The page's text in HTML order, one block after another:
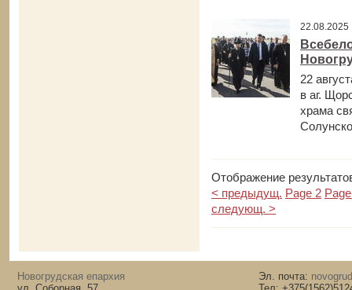
22
в аг.
храма
Отображение
< предыдущ. Page 2
следующ. >
Новогрудская епархия
Эл. почта: